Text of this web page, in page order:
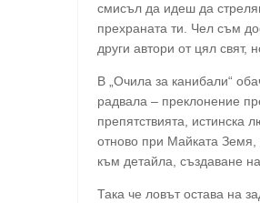
смисъл да идеш да
прехраната ти. Чел съм
други автори от цял свят,
В „Очила за канибали“
радвала – преклонение
препятствията,
отново при Майката Земя,
към детайла, създаване
Така че ловът остава на